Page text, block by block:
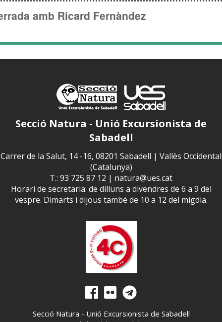
amb Ricard Fernàndez
Secció Natura - Unió Excursionista de
Sabadell
Carrer de la Salut, 14 -16, 08201 Sabadell | Vallès Occidental
(Catalunya)
T.: 93 725 87 12 | natura@ues.cat
Horari de secretaria: de dilluns a divendres de 6 a 9 del
vespre. Dimarts i dijous també de 10 a 12 del migdia.
Secció Natura - Unió Excursionista de Sabadell